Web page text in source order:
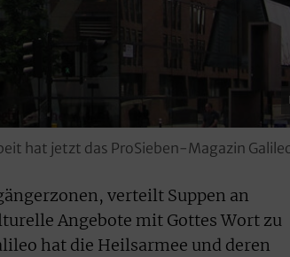
hat jetzt das ProSieben-Magazin
verteilt Suppen an
Angebote mit Gottes Wort zu
hat die Heilsarmee und deren